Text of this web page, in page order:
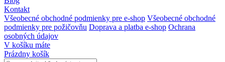
Kontakt
Všeobecné obchodné podmienky pre e-shop Všeobecné obchodné
podmienky pre požičovňu Doprava a platba e-shop Ochrana
osobných údajov
V košíku máte
Prázdny košík